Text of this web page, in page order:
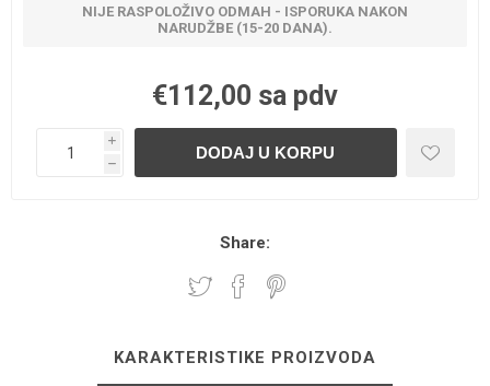
NIJE RASPOLOŽIVO ODMAH - ISPORUKA NAKON
NARUDŽBE (15-20 DANA).
€112,00 sa pdv
i
h
Share:
KARAKTERISTIKE PROIZVODA